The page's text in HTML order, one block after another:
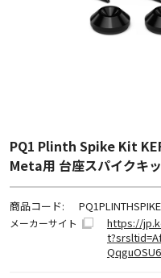
PQ1 Plinth Spike Kit
Meta用 台座スパイクキ
商品コード:
メーカーサイト
https://